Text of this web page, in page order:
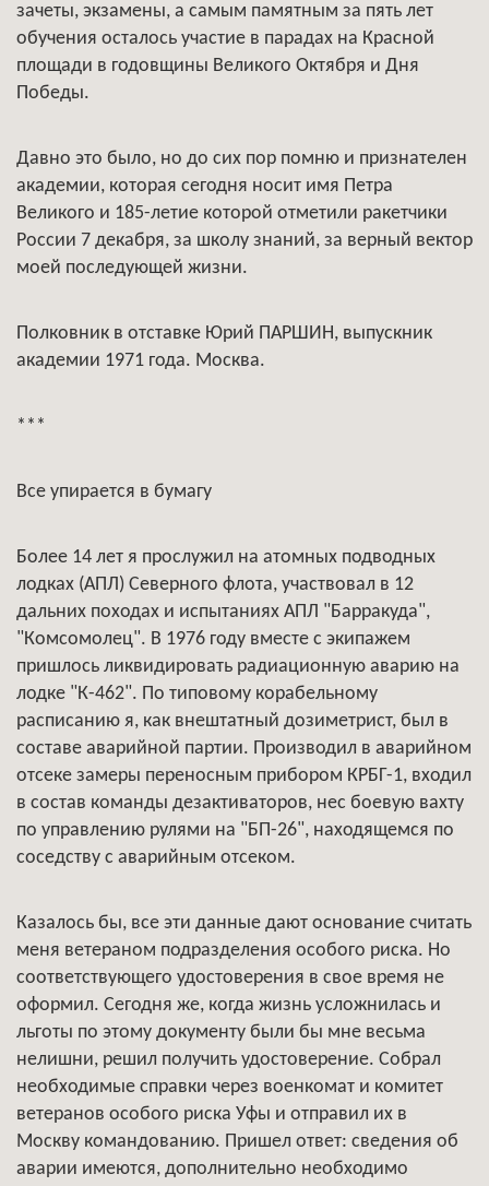
зачеты, экзамены, а самым памятным за пять лет
обучения осталось участие в парадах на Красной
площади в годовщины Великого Октября и Дня
Победы.
Давно это было, но до сих пор помню и признателен
академии, которая сегодня носит имя Петра
Великого и 185-летие которой отметили ракетчики
России 7 декабря, за школу знаний, за верный вектор
моей последующей жизни.
Полковник в отставке Юрий ПАРШИН, выпускник
академии 1971 года. Москва.
***
Все упирается в бумагу
Более 14 лет я прослужил на атомных подводных
лодках (АПЛ) Северного флота, участвовал в 12
дальних походах и испытаниях АПЛ "Барракуда",
"Комсомолец". В 1976 году вместе с экипажем
пришлось ликвидировать радиационную аварию на
лодке "К-462". По типовому корабельному
расписанию я, как внештатный дозиметрист, был в
составе аварийной партии. Производил в аварийном
отсеке замеры переносным прибором КРБГ-1, входил
в состав команды дезактиваторов, нес боевую вахту
по управлению рулями на "БП-26", находящемся по
соседству с аварийным отсеком.
Казалось бы, все эти данные дают основание считать
меня ветераном подразделения особого риска. Но
соответствующего удостоверения в свое время не
оформил. Сегодня же, когда жизнь усложнилась и
льготы по этому документу были бы мне весьма
нелишни, решил получить удостоверение. Собрал
необходимые справки через военкомат и комитет
ветеранов особого риска Уфы и отправил их в
Москву командованию. Пришел ответ: сведения об
аварии имеются, дополнительно необходимо